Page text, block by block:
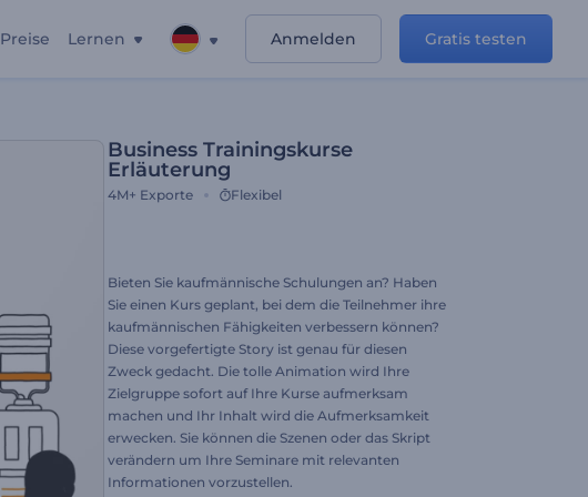
Preise Lernen Anmelden Gratis testen
Business Trainingskurse
Erläuterung
4M+ Exporte Flexibel
Bieten Sie kaufmännische Schulungen an? Haben
Sie einen Kurs geplant, bei dem die Teilnehmer ihre
kaufmännischen Fähigkeiten verbessern können?
Diese vorgefertigte Story ist genau für diesen
Zweck gedacht. Die tolle Animation wird Ihre
Zielgruppe sofort auf Ihre Kurse aufmerksam
machen und Ihr Inhalt wird die Aufmerksamkeit
erwecken. Sie können die Szenen oder das Skript
verändern um Ihre Seminare mit relevanten
Informationen vorzustellen.